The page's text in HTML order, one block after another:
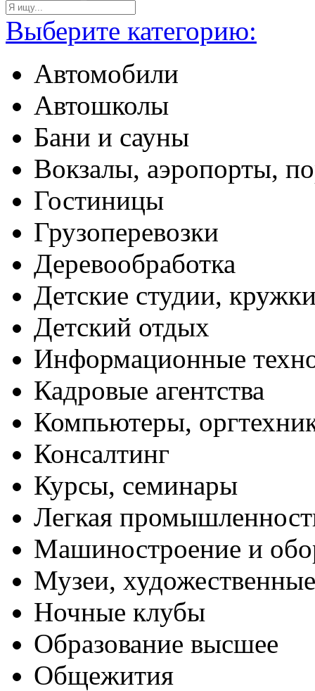
Выберите категорию:
Автомобили
Автошколы
Бани и сауны
Вокзалы, аэропорты,
Гостиницы
Грузоперевозки
Деревообработка
Детские студии,
Детский отдых
Информационные
Кадровые агентства
Компьютеры,
Консалтинг
Курсы, семинары
Легкая
Машиностроение и
Музеи,
Ночные клубы
Образование высшее
Общежития